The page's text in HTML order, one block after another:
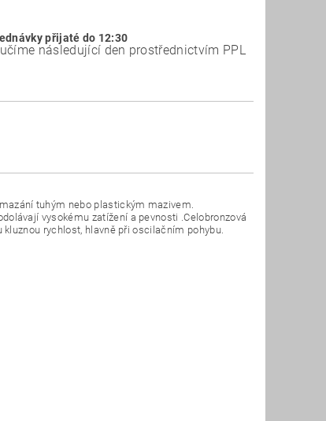
přijaté do 12:30
následující den prostřednictvím PPL
tuhým nebo plastickým mazivem.
vysokému zatížení a pevnosti .Celobronzová
kluznou rychlost, hlavně při oscilačním pohybu.